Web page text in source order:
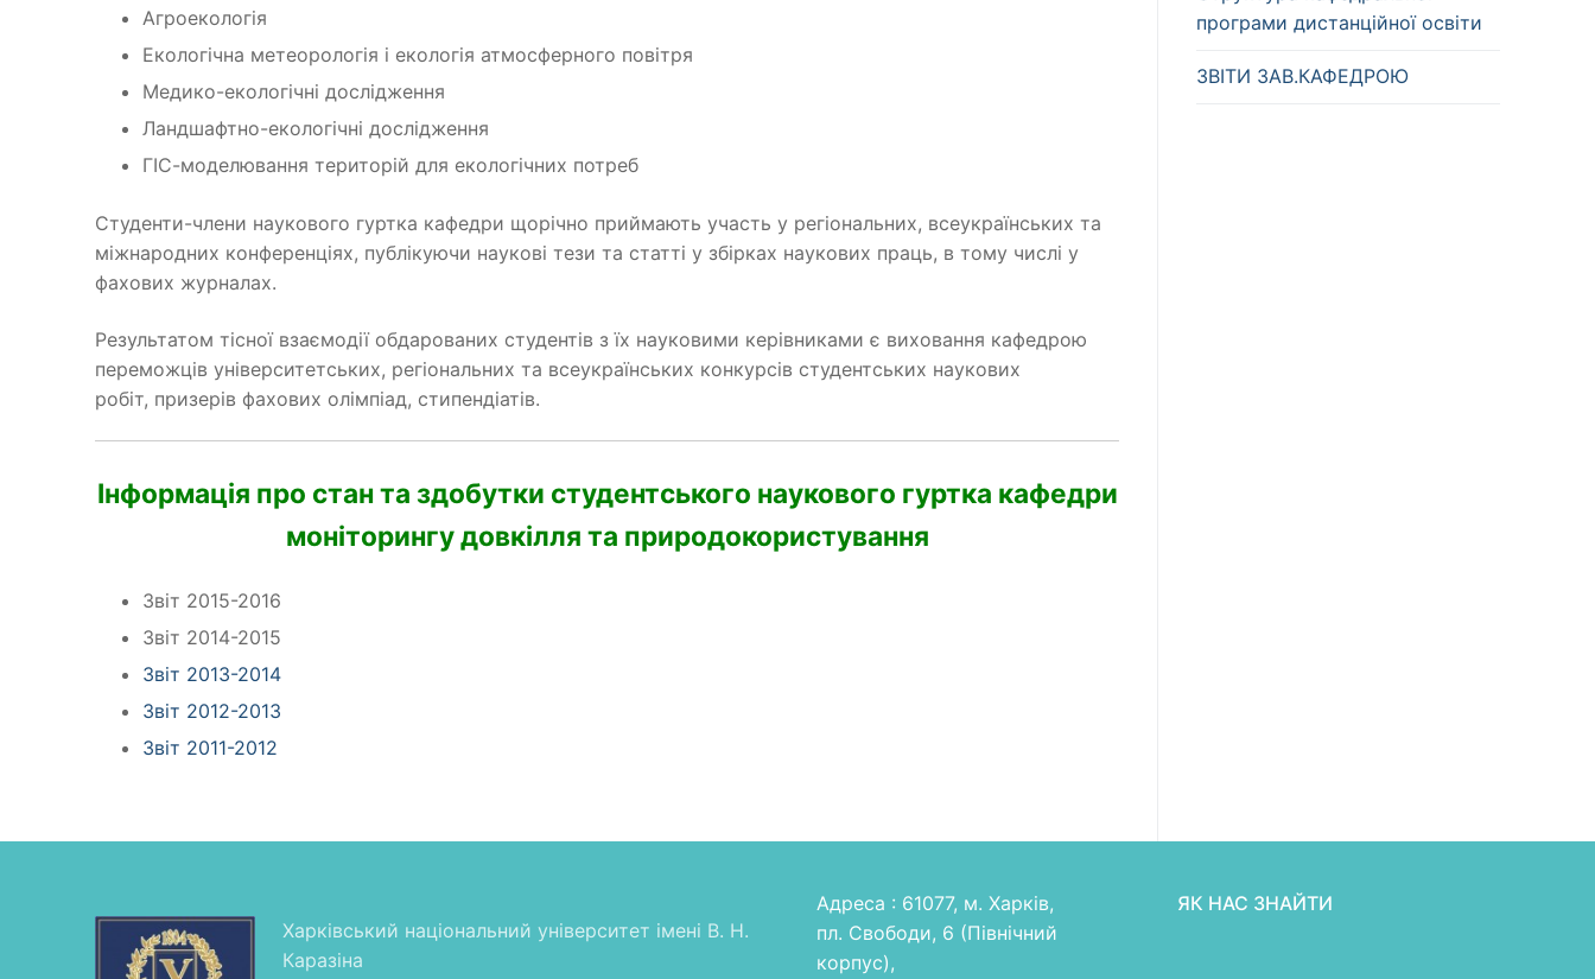
Агроекологія
Екологічна метеорологія і екологія атмосферного повітря
Медико-екологічні дослідження
Ландшафтно-екологічні дослідження
ГІС-моделювання територій для екологічних потреб
Студенти-члени наукового гуртка кафедри щорічно приймають участь у регіональних, всеукраїнських та
міжнародних конференціях, публікуючи наукові тези та статті у збірках наукових праць, в тому числі у
фахових журналах.
Результатом тісної взаємодії обдарованих студентів з їх науковими керівниками є виховання кафедрою
переможців університетських, регіональних та всеукраїнських конкурсів студентських наукових
робіт, призерів фахових олімпіад, стипендіатів.
Інформація про стан та здобутки студентського наукового гуртка кафедри
моніторингу довкілля та природокористування
Звіт 2015-2016
Звіт 2014-2015
Звіт 2013-2014
Звіт 2012-2013
Звіт 2011-2012
програми дистанційної освіти
ЗВІТИ ЗАВ.КАФЕДРОЮ
Харківський національний університет імені В. Н.
Каразіна
Адреса : 61077, м. Харків,
пл. Свободи, 6 (Північний
корпус),
ЯК НАС ЗНАЙТИ